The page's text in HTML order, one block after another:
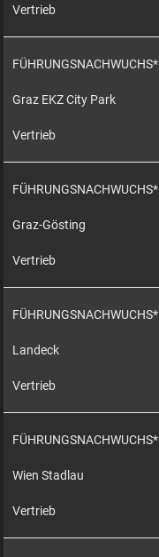
Vertrieb
FÜHRUNGSNACHWUCHS*
Graz EKZ City Park
Vertrieb
FÜHRUNGSNACHWUCHS*
Graz-Gösting
Vertrieb
FÜHRUNGSNACHWUCHS*
Landeck
Vertrieb
FÜHRUNGSNACHWUCHS*
Wien Stadlau
Vertrieb